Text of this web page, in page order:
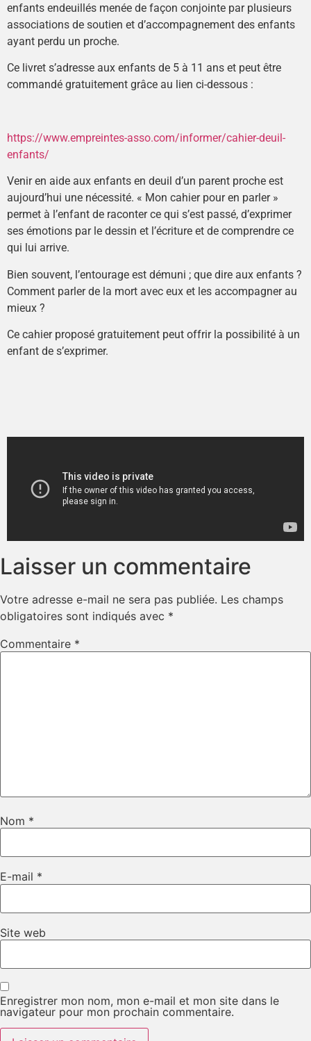
enfants endeuillés menée de façon conjointe par plusieurs
associations de soutien et d’accompagnement des enfants
ayant perdu un proche.
Ce livret s’adresse aux enfants de 5 à 11 ans et peut être
commandé gratuitement grâce au lien ci-dessous :
https://www.empreintes-asso.com/informer/cahier-deuil-
enfants/
Venir en aide aux enfants en deuil d’un parent proche est
aujourd’hui une nécessité. « Mon cahier pour en parler »
permet à l’enfant de raconter ce qui s’est passé, d’exprimer
ses émotions par le dessin et l’écriture et de comprendre ce
qui lui arrive.
Bien souvent, l’entourage est démuni ; que dire aux enfants ?
Comment parler de la mort avec eux et les accompagner au
mieux ?
Ce cahier proposé gratuitement peut offrir la possibilité à un
enfant de s’exprimer.
Laisser un commentaire
Votre adresse e-mail ne sera pas publiée. Les champs
obligatoires sont indiqués avec *
Commentaire *
Nom *
E-mail *
Site web
Enregistrer mon nom, mon e-mail et mon site dans le
navigateur pour mon prochain commentaire.